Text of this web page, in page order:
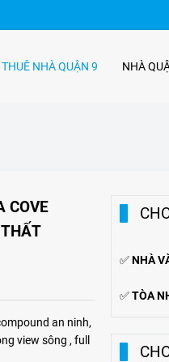
THUÊ NHÀ QUẬN 9 NHÀ
COVE
an ninh,
view sông , full
✅NHÀ
✅TÒA